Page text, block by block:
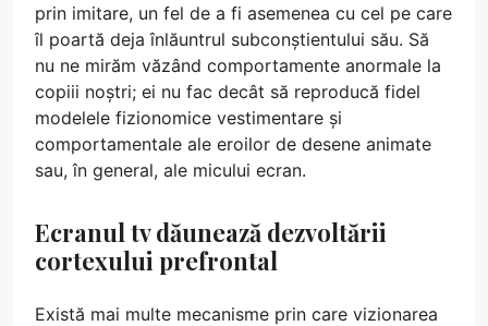
prin imitare, un fel de a fi asemenea cu cel pe care
îl poartă deja înlăuntrul subconștientului său. Să
nu ne mirăm văzând comportamente anormale la
copiii noștri; ei nu fac decât să reproducă fidel
modelele fizionomice vestimentare și
comportamentale ale eroilor de desene animate
sau, în general, ale micului ecran.
Ecranul tv dăunează dezvoltării
cortexului prefrontal
Există mai multe mecanisme prin care vizionarea